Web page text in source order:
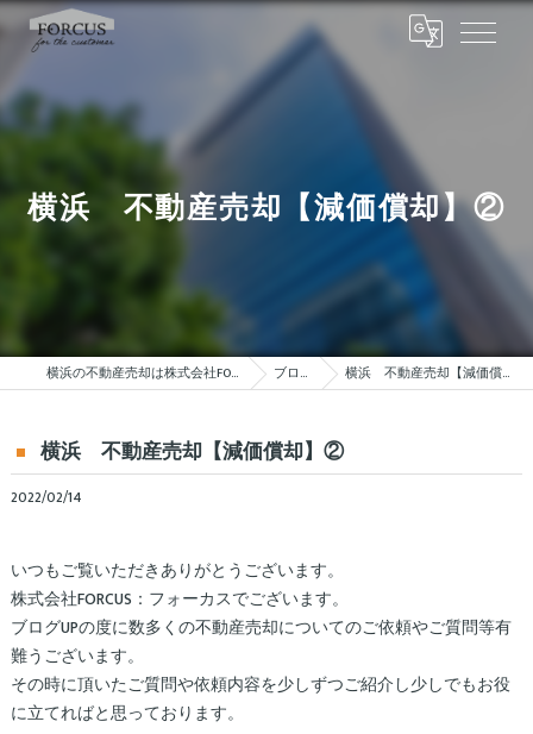
横浜 不動産売却【減価償却】②
横浜の不動産売却は株式会社FORCUS ブログ 横浜 不動産売却【減価償却】②
横浜 不動産売却【減価償却】②
2022/02/14
いつもご覧いただきありがとうございます。
株式会社FORCUS：フォーカスでございます。
ブログUPの度に数多くの不動産売却についてのご依頼やご質問等有
難うございます。
その時に頂いたご質問や依頼内容を少しずつご紹介し少しでもお役
に立てればと思っております。